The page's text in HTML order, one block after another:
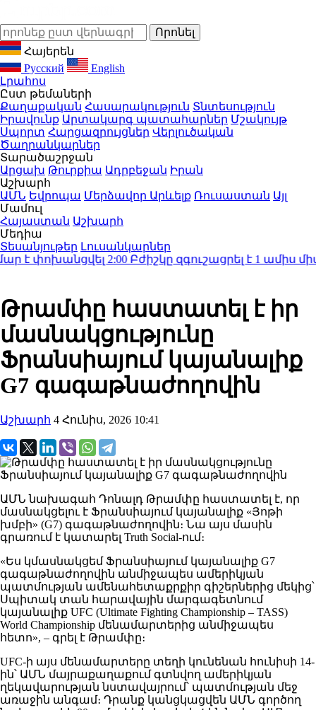
Հայերեն
Русский
English
Լրահոս
Ըստ թեմաների
Քաղաքական Հասարակություն Տնտեսություն
Իրավունք Արտակարգ պատահարներ Մշակույթ
Սպորտ Հարցազրույցներ Վերլուծական
Ծաղրանկարներ
Տարածաշրջան
Արցախ Թուրքիա Ադրբեջան Իրան
Աշխարհ
ԱՄՆ Եվրոպա Մերձավոր Արևելք Ռուսաստան Այլ
Մամուլ
Հայաստան Աշխարհ
Մեդիա
Տեսանյութեր Լուսանկարներ
փոխանցվել2:00 Բժիշկը զգուշացրել է 1 ամիս
Թրամփը հաստատել է իր
մասնակցությունը
Ֆրանսիայում կայանալիք
G7 գագաթնաժողովին
Աշխարհ 4 Հունիս, 2026 10:41
ԱՄՆ նախագահ Դոնալդ Թրամփը հաստատել է, որ
մասնակցելու է Ֆրանսիայում կայանալիք «Յոթի
խմբի» (G7) գագաթնաժողովին։ Նա այս մասին
գրառում է կատարել Truth Social-ում։
«Ես կմասնակցեմ Ֆրանսիայում կայանալիք G7
գագաթնաժողովին անմիջապես ամերիկյան
պատմության ամենահետաքրքիր գիշերներից մեկից՝
Սպիտակ տան հարավային մարգագետնում
կայանալիք UFC (Ultimate Fighting Championship – TASS)
World Championship մենամարտերից անմիջապես
հետո», – գրել է Թրամփը։
UFC-ի այս մենամարտերը տեղի կունենան հունիսի 14-
ին՝ ԱՄՆ մայրաքաղաքում գտնվող ամերիկյան
ղեկավարության նստավայրում՝ պատմության մեջ
առաջին անգամ։ Դրանք կանցկացվեն ԱՄՆ գործող